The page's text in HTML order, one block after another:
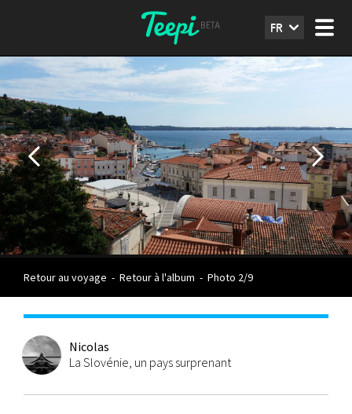
FR
Retour au voyage - Retour à l'album - Photo 2/9
Nicolas
La Slovénie, un pays surprenant